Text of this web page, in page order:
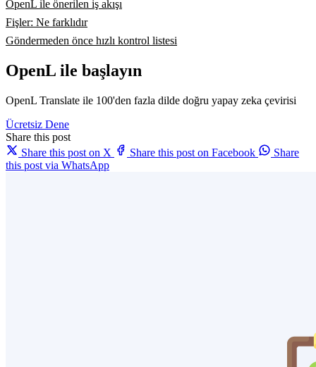
OpenL ile önerilen iş akışı
Fişler: Ne farklıdır
Göndermeden önce hızlı kontrol listesi
OpenL ile başlayın
OpenL Translate ile 100'den fazla dilde doğru yapay zeka çevirisi
Ücretsiz Dene
Share this post
Share this post on X
Share this post on Facebook
Share
this post via WhatsApp